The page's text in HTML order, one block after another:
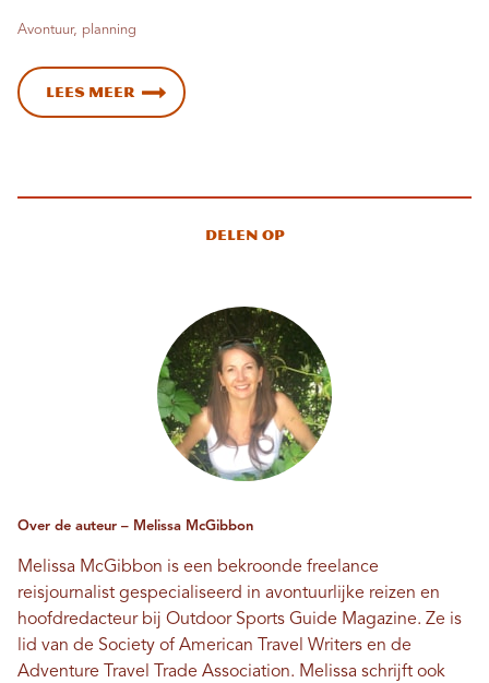
Avontuur, planning
Lees meer
Delen op
Over de auteur – Melissa McGibbon
Melissa McGibbon is een bekroonde freelance
reisjournalist gespecialiseerd in avontuurlijke reizen en
hoofdredacteur bij Outdoor Sports Guide Magazine. Ze is
lid van de Society of American Travel Writers en de
Adventure Travel Trade Association. Melissa schrijft ook